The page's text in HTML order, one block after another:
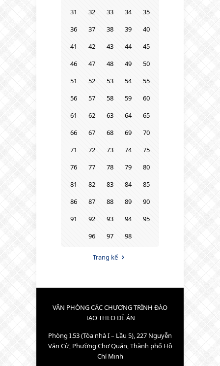
31
32 33 34
35
36
37 38 39
40
41
42 43 44
45
46
47 48 49
50
51
52 53 54
55
56
57 58 59
60
61
62 63 64
65
66
67 68 69
70
71
72 73 74
75
76
77 78 79
80
81
82 83 84
85
86
87 88 89
90
91
92 93 94
95
96
97 98
Trang kế
VĂN PHÒNG CÁC CHƯƠNG TRÌNH ĐÀO
TẠO THEO ĐỀ ÁN
Phòng I.53 (Tòa nhà I – Lầu 5), 227 Nguyễn
Văn Cừ, Phường Chợ Quán, Thành phố Hồ
Chí Minh